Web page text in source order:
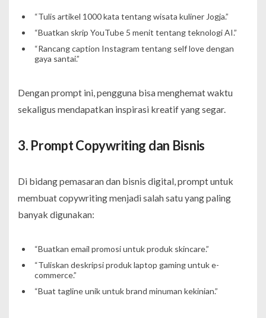
“Tulis artikel 1000 kata tentang wisata kuliner Jogja.”
“Buatkan skrip YouTube 5 menit tentang teknologi AI.”
“Rancang caption Instagram tentang self love dengan
gaya santai.”
Dengan prompt ini, pengguna bisa menghemat waktu
sekaligus mendapatkan inspirasi kreatif yang segar.
3. Prompt Copywriting dan Bisnis
Di bidang pemasaran dan bisnis digital, prompt untuk
membuat copywriting menjadi salah satu yang paling
banyak digunakan:
“Buatkan email promosi untuk produk skincare.”
“Tuliskan deskripsi produk laptop gaming untuk e-
commerce.”
“Buat tagline unik untuk brand minuman kekinian.”